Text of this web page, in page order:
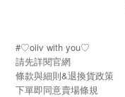
#♡oiiv with you♡
請先詳閱官網
條款與細則&退換貨政策
下單即同意賣場條規